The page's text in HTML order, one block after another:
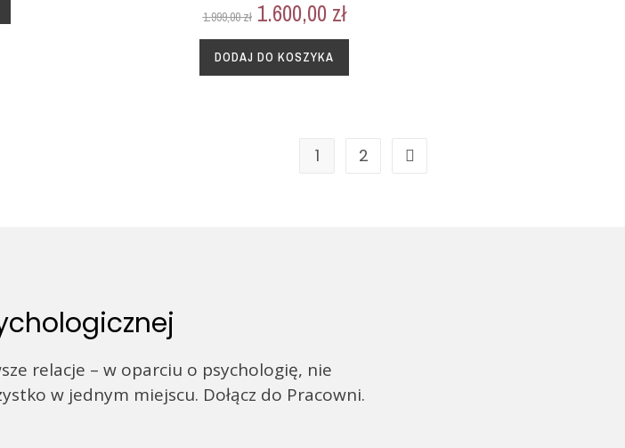
1.999,00zł 1.600,00 zł
DODAJ DO KOSZYKA
1 2
relacje – w oparciu o psychologię, nie
w jednym miejscu. Dołącz do Pracowni.